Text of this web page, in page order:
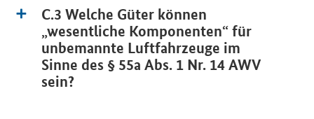
C.3 Welche Güter können
„wesentliche Komponenten“ für
unbemannte Luftfahrzeuge im
Sinne des § 55a Abs. 1 Nr. 14 AWV
sein?